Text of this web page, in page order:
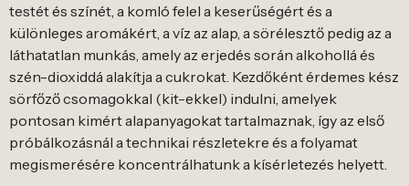
testét és színét, a komló felel a keserűségért és a
különleges aromákért, a víz az alap, a sörélesztő pedig az a
láthatatlan munkás, amely az erjedés során alkohollá és
szén-dioxiddá alakítja a cukrokat. Kezdőként érdemes kész
sörfőző csomagokkal (kit-ekkel) indulni, amelyek
pontosan kimért alapanyagokat tartalmaznak, így az első
próbálkozásnál a technikai részletekre és a folyamat
megismerésére koncentrálhatunk a kísérletezés helyett.